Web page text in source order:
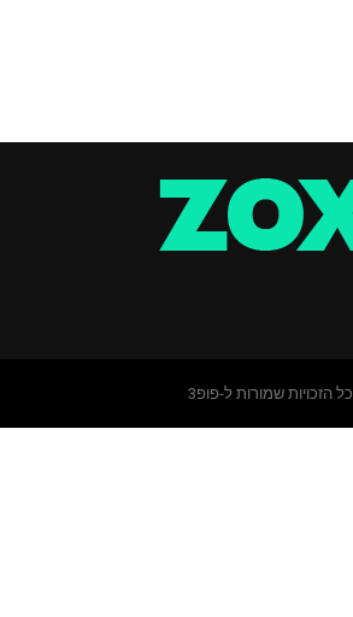
כל הזכויות שמורות ל-פופ3